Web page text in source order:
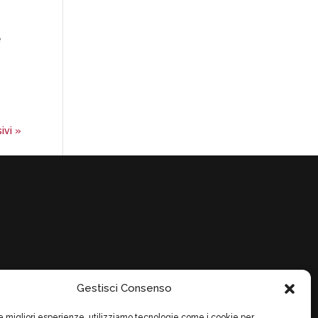
Gestisci Consenso
»
out preferences